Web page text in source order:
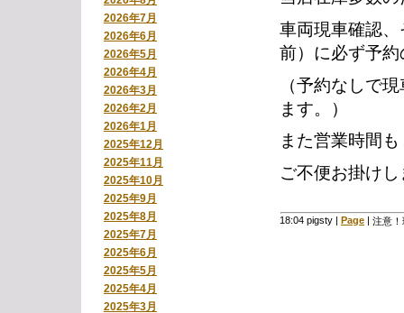
2026年7月
2026年6月
2026年5月
2026年4月
2026年3月
2026年2月
2026年1月
2025年12月
2025年11月
2025年10月
2025年9月
2025年8月
2025年7月
2025年6月
2025年5月
2025年4月
2025年3月
車両現車確認
前）に必ず予
（予約なしで
ます。）
また営業時間
ご不便お掛け
18:04 pigsty | Page | 注意